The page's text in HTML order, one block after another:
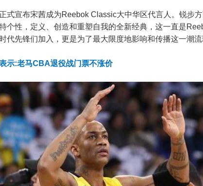
式宣布宋茜成为Reebok Classic大中华区代言人。锐步
个性，定义、创造和重塑自我的全新经典，这一直是
代先锋们加入，更是为了最大限度地影响和传播这一潮流
示:老马CBA退役战门票不涨价